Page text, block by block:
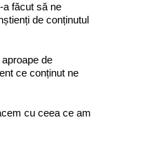
a făcut să ne
de conținutul
de
ce conținut ne
cu ceea ce am